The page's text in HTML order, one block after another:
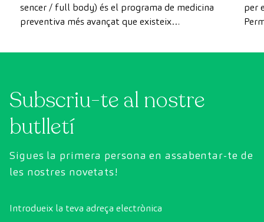
sencer / full body) és el programa de medicina
preventiva més avançat que existeix
convencionals, aquesta revisió utilitza la
l'estat dels òrgans vitals, el sistema vascular i el
cervell abans que apareguin els primers
símptomes.
per
Subscriu-te al nostre
butlletí
Sigues la primera persona en assabentar-te de
les nostres novetats!
Introdueix la teva adreça electrònica